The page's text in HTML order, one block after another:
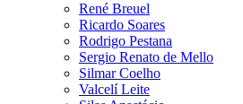
René Breuel
Ricardo Soares
Rodrigo Pestana
Sergio Renato de Mello
Silmar Coelho
Valcelí Leite